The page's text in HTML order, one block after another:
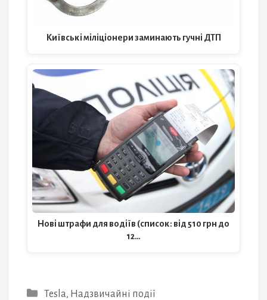
Київські міліціонери заминають гучні ДТП
Нові штрафи для водіїв (список: від 510 грн до
12…
Категорії
Tesla, Надзвичайні події